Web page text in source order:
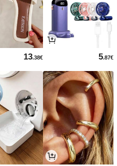
5.87€
13.38€